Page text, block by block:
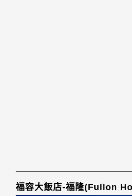
福容大飯店-福隆(Fullon